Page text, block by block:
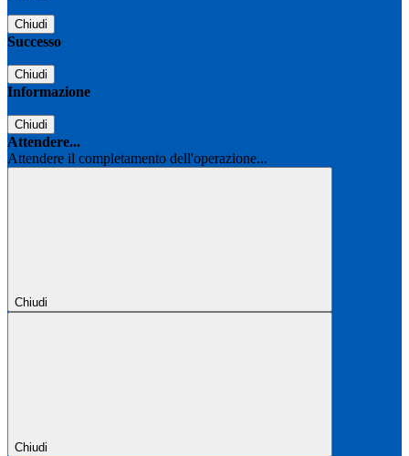
Chiudi
Successo
Chiudi
Informazione
Chiudi
Attendere...
Attendere il completamento dell'operazione...
Chiudi
Chiudi